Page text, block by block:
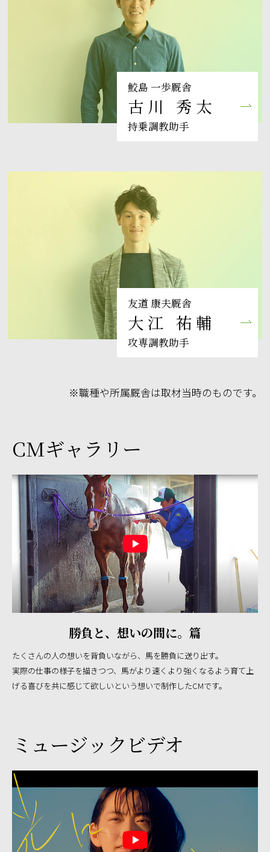
鮫島 一歩厩舎
古川 秀太
持乗調教助手
友道 康夫厩舎
大江 祐輔
攻専調教助手
※職種や所属厩舎は取材当時のものです。
CMギャラリー
勝負と、想いの間に。篇
たくさんの人の想いを背負いながら、馬を勝負に送り出す。
実際の仕事の様子を描きつつ、馬がより速くより強くなるよう育て上
げる喜びを共に感じて欲しいという想いで制作したCMです。
ミュージックビデオ